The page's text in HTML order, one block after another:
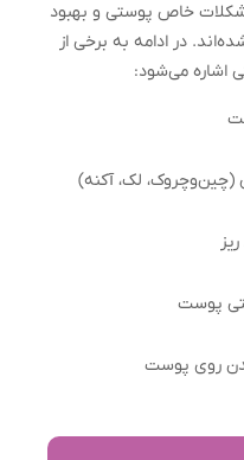
خاص پوستی و بهبود
در ادامه به برخی از
اشاره می‌شود:
لک، آکنه)
پوست
روی پوست